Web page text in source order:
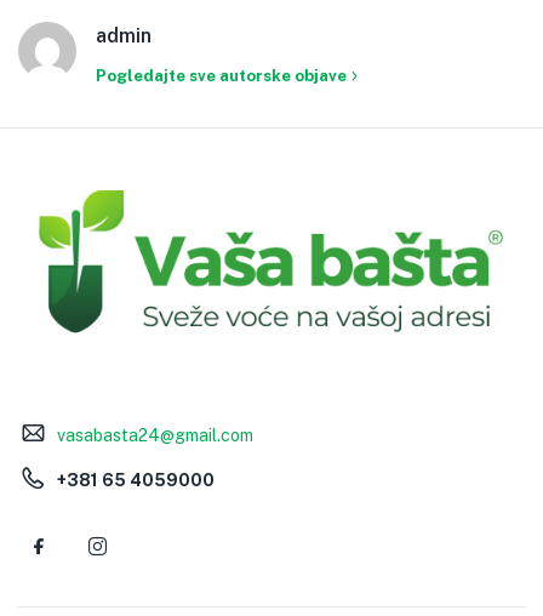
admin
Pogledajte sve autorske objave
vasabasta24@gmail.com
+381 65 4059000